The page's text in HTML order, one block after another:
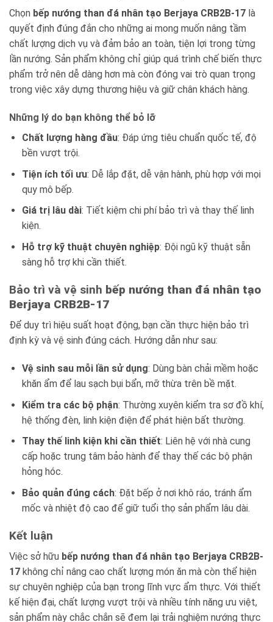
Chọn bếp nướng than đá nhân tạo Berjaya CRB2B-17 là
quyết định đúng đắn cho những ai mong muốn nâng tầm
chất lượng dịch vụ và đảm bảo an toàn, tiện lợi trong từng
lần nướng. Sản phẩm không chỉ giúp quá trình chế biến thực
phẩm trở nên dễ dàng hơn mà còn đóng vai trò quan trọng
trong việc xây dựng thương hiệu và giữ chân khách hàng.
Những lý do bạn không thể bỏ lỡ
Chất lượng hàng đầu: Đáp ứng tiêu chuẩn quốc tế, độ
bền vượt trội.
Tiện ích tối ưu: Dễ lắp đặt, dễ vận hành, phù hợp với mọi
quy mô bếp.
Giá trị lâu dài: Tiết kiệm chi phí bảo trì và thay thế linh
kiện.
Hỗ trợ kỹ thuật chuyên nghiệp: Đội ngũ kỹ thuật sẵn
sàng hỗ trợ khi cần thiết.
Bảo trì và vệ sinh bếp nướng than đá nhân tạo
Berjaya CRB2B-17
Để duy trì hiệu suất hoạt động, bạn cần thực hiện bảo trì
định kỳ và vệ sinh đúng cách. Hướng dẫn như sau:
Vệ sinh sau mỗi lần sử dụng: Dùng bàn chải mềm hoặc
khăn ẩm để lau sạch bụi bẩn, mỡ thừa trên bề mặt.
Kiểm tra các bộ phận: Thường xuyên kiểm tra sơ đồ khí,
hệ thống đèn, linh kiện điện để phát hiện bất thường.
Thay thế linh kiện khi cần thiết: Liên hệ với nhà cung
cấp hoặc trung tâm bảo hành để thay thế các bộ phận
hỏng hóc.
Bảo quản đúng cách: Đặt bếp ở nơi khô ráo, tránh ẩm
mốc và nhiệt độ cao để giữ tuổi thọ sản phẩm lâu dài.
Kết luận
Việc sở hữu bếp nướng than đá nhân tạo Berjaya CRB2B-
17 không chỉ nâng cao chất lượng món ăn mà còn thể hiện
sự chuyên nghiệp của bạn trong lĩnh vực ẩm thực. Với thiết
kế hiện đại, chất lượng vượt trội và nhiều tính năng ưu việt,
sản phẩm này chắc chắn sẽ đem lại trải nghiệm nướng thực